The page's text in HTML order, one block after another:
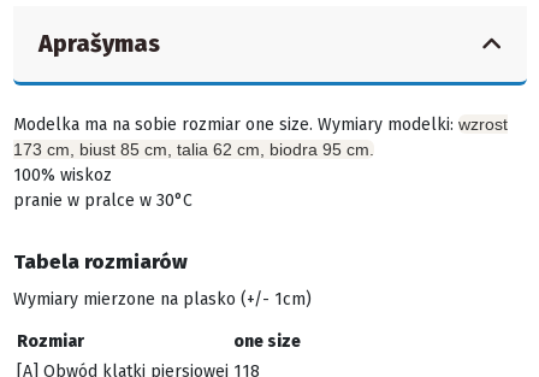
Aprašymas
Modelka ma na sobie rozmiar one size. Wymiary modelki: wzrost
173 cm, biust 85 cm, talia 62 cm, biodra 95 cm.
100% wiskoz
pranie w pralce w 30°C
Tabela rozmiarów
Wymiary mierzone na plasko (+/- 1cm)
Rozmiar
one size
[A] Obwód klatki piersiowej 118